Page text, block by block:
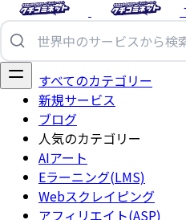
すべてのカテゴリー
新規サービス
ブログ
人気のカテゴリー
AIアート
Eラーニング(LMS)
Webスクレイピング
アフィリエイト(ASP)